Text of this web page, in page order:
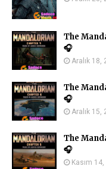
The
🎧
Aralık 18,
The
🎧
Aralık 15,
The
🎧
Kasım